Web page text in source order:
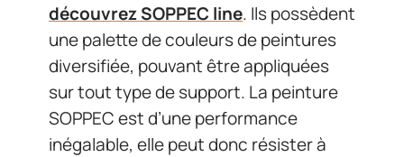
découvrez SOPPEC line. Ils possèdent
une palette de couleurs de peintures
diversifiée, pouvant être appliquées
sur tout type de support. La peinture
SOPPEC est d’une performance
inégalable, elle peut donc résister à